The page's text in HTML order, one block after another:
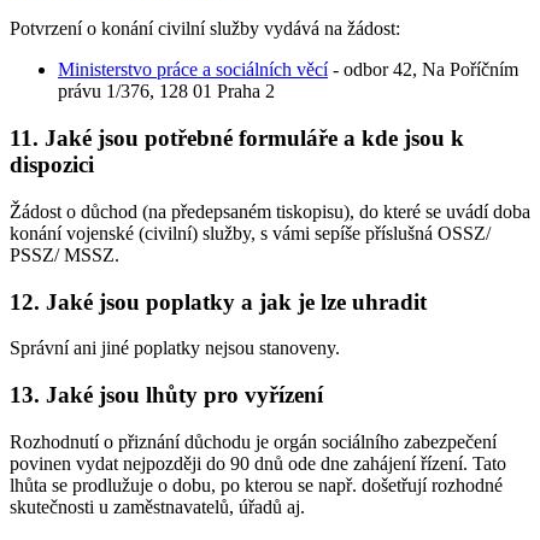
Potvrzení o konání civilní služby vydává na žádost:
Ministerstvo práce a sociálních věcí- odbor 42, Na Poříčním
právu 1/376, 128 01 Praha 2
11. Jaké jsou potřebné formuláře a kde jsou k
dispozici
Žádost o důchod (na předepsaném tiskopisu), do které se uvádí doba
konání vojenské (civilní) služby, s vámi sepíše příslušná OSSZ/
PSSZ/ MSSZ.
12. Jaké jsou poplatky a jak je lze uhradit
Správní ani jiné poplatky nejsou stanoveny.
13. Jaké jsou lhůty pro vyřízení
Rozhodnutí o přiznání důchodu je orgán sociálního zabezpečení
povinen vydat nejpozději do 90 dnů ode dne zahájení řízení. Tato
lhůta se prodlužuje o dobu, po kterou se např. došetřují rozhodné
skutečnosti u zaměstnavatelů, úřadů aj.